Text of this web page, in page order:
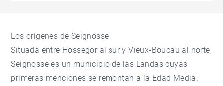
Los orígenes de Seignosse
Situada entre Hossegor al sur y Vieux-Boucau al norte,
Seignosse es un municipio de las Landas cuyas
primeras menciones se remontan a la Edad Media.